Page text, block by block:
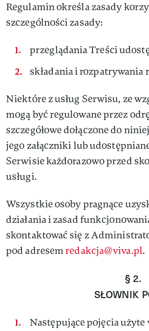
Regulamin określa zasady
szczególności zasady:
przeglądania Treści
składania i rozpatrywania
Niektóre z usług Serwisu, ze
mogą być regulowane przez
szczegółowe dołączone do
jego załączniki lub
Serwisie każdorazowo przed
usługi.
Wszystkie osoby pragnące
działania i zasad
skontaktować się z
pod adresemredakcja@viva.pl.
§ 2.
SŁOWNIK
Następujące pojęcia